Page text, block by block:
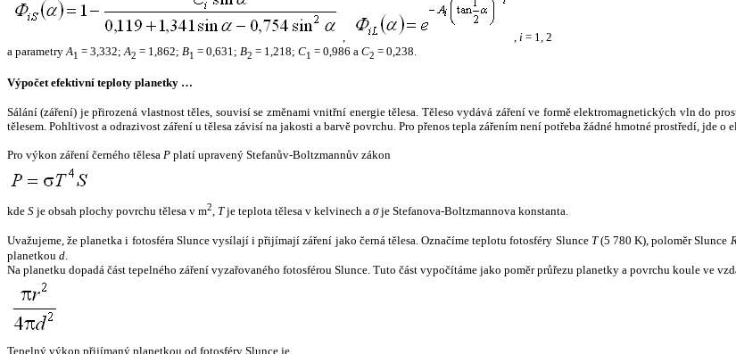
, , i = 1, 2
a parametryA1 = 3,332;A2 = 1,862; B1 = 0,631; B2 = 1,218; C1 = 0,986 a C2 = 0,238.
Výpočet efektivní teploty planetky …
Sálání (záření) je přirozená vlastnost těles, souvisí se změnami vnitřní energie tělesa. Těleso vydává záření ve formě elektromagnetických vln do
tělesem. Pohltivost a odrazivost záření u tělesa závisí na jakosti a barvě povrchu. Pro přenos tepla zářením není potřeba žádné hmotné prostředí, jde o
Pro výkon záření černého tělesa P platí upravený Stefanův-Boltzmannův zákon
kde S je obsah plochy povrchu tělesa v m2, Tje teplota tělesa v kelvinech a σje Stefanova-Boltzmannova konstanta.
Uvažujeme, že planetka i fotosféra Slunce vysílají i přijímají záření jako černá tělesa. Označíme teplotu fotosféry Slunce T(5 780 K), poloměr Slunce
planetkou d.
Na planetku dopadá část tepelného záření vyzařovaného fotosférou Slunce. Tuto část vypočítáme jako poměr průřezu planetky a povrchu koule ve
Tepelný výkon přijímaný planetkou od fotosféry Slunce je